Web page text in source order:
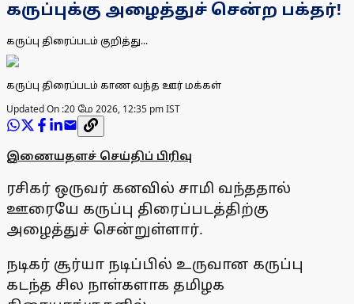
கருப்புக்கு அழைத்துச் சென்ற பக்தர்!
கருப்பு திரைப்படம் குறித்து...
கருப்பு திரைப்படம் காண வந்த ஊர் மக்கள்
Updated On :20 மே 2026, 12:35 pm IST
இணையதளச் செய்திப் பிரிவு
ரசிகர் ஒருவர் கனவில் சாமி வந்ததால்
ஊரையே கருப்பு திரைப்படத்திற்கு
அழைத்துச் சென்றுள்ளார்.
நடிகர் சூர்யா நடிப்பில் உருவான கருப்பு
கடந்த சில நாள்களாக தமிழக